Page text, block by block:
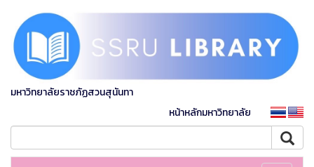
มหาวิทยาลัยราชภัฏสวนสุนันทา
หน้าหลักมหาวิทยาลัย